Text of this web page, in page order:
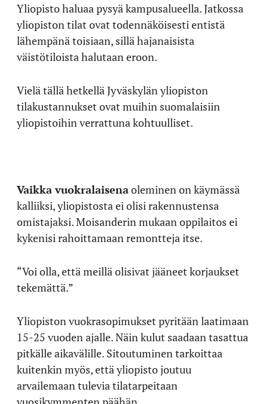
Yliopisto haluaa pysyä kampusalueella. Jatkossa
yliopiston tilat ovat todennäköisesti entistä
lähempänä toisiaan, sillä hajanaisista
väistötiloista halutaan eroon.
Vielä tällä hetkellä Jyväskylän yliopiston
tilakustannukset ovat muihin suomalaisiin
yliopistoihin verrattuna kohtuulliset.
Vaikka vuokralaisenaoleminen on käymässä
kalliiksi, yliopistosta ei olisi rakennustensa
omistajaksi. Moisanderin mukaan oppilaitos ei
kykenisi rahoittamaan remontteja itse.
“Voi olla, että meillä olisivat jääneet korjaukset
tekemättä.”
Yliopiston vuokrasopimukset pyritään laatimaan
15-25 vuoden ajalle. Näin kulut saadaan tasattua
pitkälle aikavälille. Sitoutuminen tarkoittaa
kuitenkin myös, että yliopisto joutuu
arvailemaan tulevia tilatarpeitaan